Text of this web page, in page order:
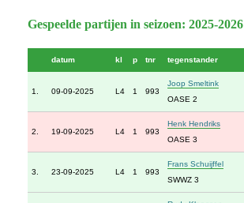
Gespeelde partijen in seizoen: 2025-2026
datum kl p tnr tegenstander
1. 09-09-2025 L4 1 993
Joop Smeltink
OASE 2
2. 19-09-2025 L4 1 993
Henk Hendriks
OASE 3
3. 23-09-2025 L4 1 993
Frans Schuijffel
SWWZ 3